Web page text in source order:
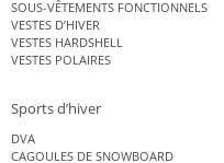
SOUS-VÊTEMENTS FONCTIONNELS
VESTES D’HIVER
VESTES HARDSHELL
VESTES POLAIRES
Sports d’hiver
DVA
CAGOULES DE SNOWBOARD